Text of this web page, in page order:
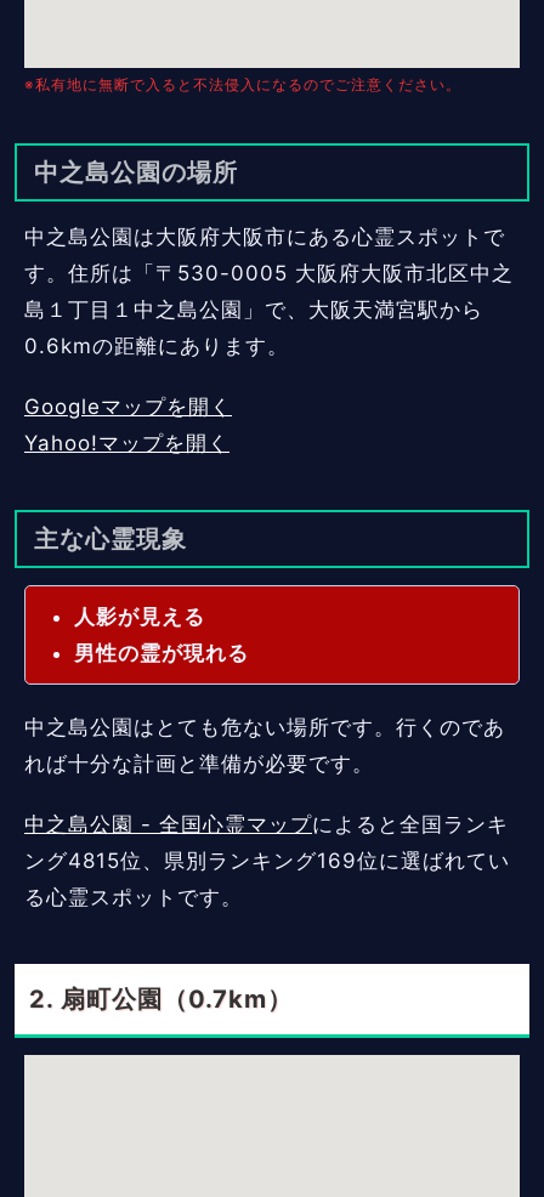
※私有地に無断で入ると不法侵入になるのでご注意ください。
中之島公園の場所
中之島公園は大阪府大阪市にある心霊スポットで
す。住所は「〒530-0005 大阪府大阪市北区中之
島１丁目１中之島公園」で、大阪天満宮駅から
0.6kmの距離にあります。
Googleマップを開く
Yahoo!マップを開く
主な心霊現象
人影が見える
男性の霊が現れる
中之島公園はとても危ない場所です。行くのであ
れば十分な計画と準備が必要です。
中之島公園 - 全国心霊マップによると全国ランキ
ング4815位、県別ランキング169位に選ばれてい
る心霊スポットです。
扇町公園（0.7km）